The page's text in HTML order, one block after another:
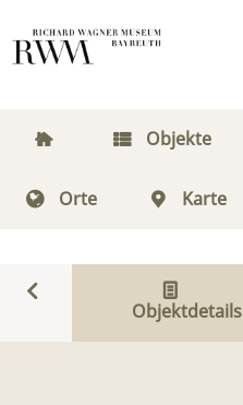
Objekte
Orte Karte
Objektdetails